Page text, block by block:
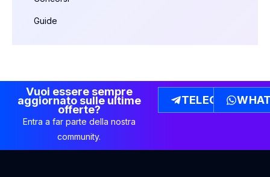
Guide
Vuoi essere sempre
aggiornato sulle ultime
offerte?
Entra a far parte della nostra
community.
TELEGRAM